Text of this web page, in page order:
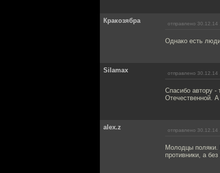
Кракозябра отправлено 30.12.14
Однако есть
Silamax отправлено 30.12.14
Спасибо автору -
Отечественной.
alex.z отправлено 30.12.14
Молодцы поляки.
противники, а